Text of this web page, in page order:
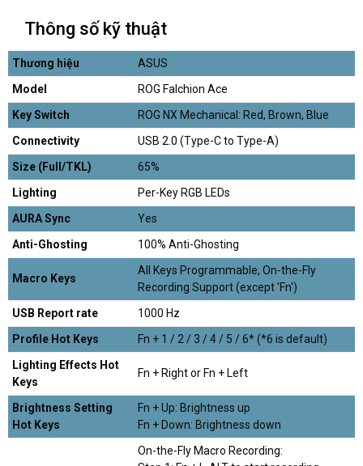
Thông số kỹ thuật
Thương hiệu
ASUS
Model
ROG Falchion Ace
Key Switch
ROG NX Mechanical: Red, Brown, Blue
Connectivity
USB 2.0 (Type-C to Type-A)
Size (Full/TKL)
65%
Lighting
Per-Key RGB LEDs
AURA Sync
Yes
Anti-Ghosting
100% Anti-Ghosting
Macro Keys
All Keys Programmable, On-the-Fly
Recording Support (except 'Fn')
USB Report rate
1000 Hz
Profile Hot Keys
Fn + 1 / 2 / 3 / 4 / 5 / 6* (*6 is default)
Lighting Effects Hot
Keys
Fn + Right or Fn + Left
Brightness Setting
Hot Keys
Fn + Up: Brightness up
Fn + Down: Brightness down
On-the-Fly Macro Recording: